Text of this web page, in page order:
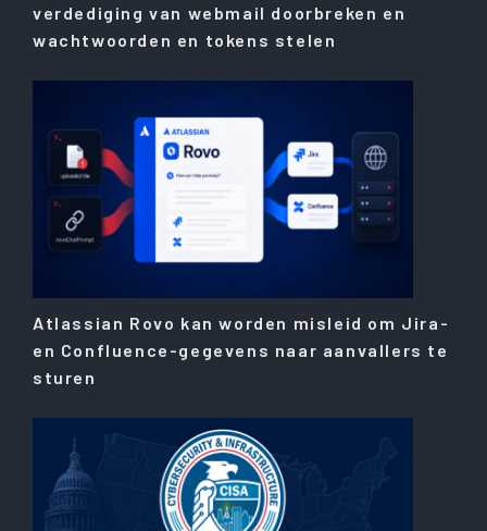
verdediging van webmail doorbreken en
wachtwoorden en tokens stelen
Atlassian Rovo kan worden misleid om Jira-
en Confluence-gegevens naar aanvallers te
sturen